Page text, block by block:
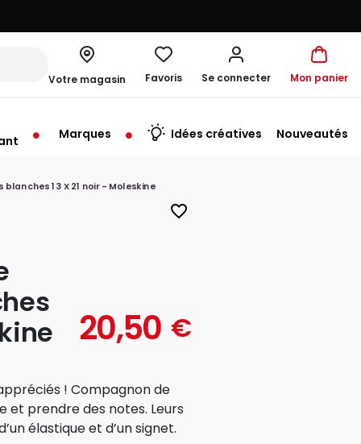
Votre magasin
à 10:00
Favoris Se connecter Mon panier
Marques Idées créatives Nouveautés
13 X 21 noir - Moleskine
favorite_border
20,50 €
! Compagnon de
et prendre des notes. Leurs
élastique et d’un signet.